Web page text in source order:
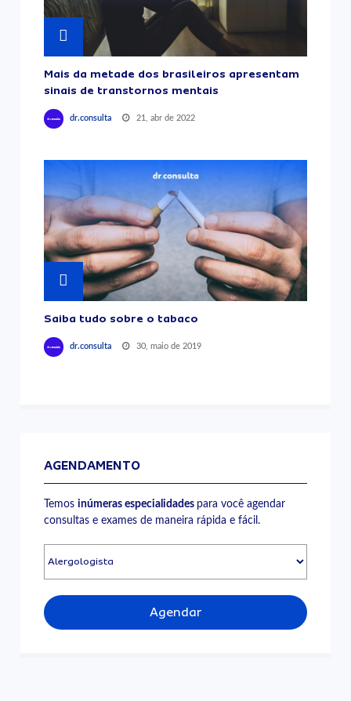
Mais da metade dos brasileiros apresentam
sinais de transtornos mentais
dr.consulta 21, abr de 2022
Saiba tudo sobre o tabaco
dr.consulta 30, maio de 2019
AGENDAMENTO
Temosinúmeras especialidades para você agendar
consultas e exames de maneira rápida e fácil.
Agendar